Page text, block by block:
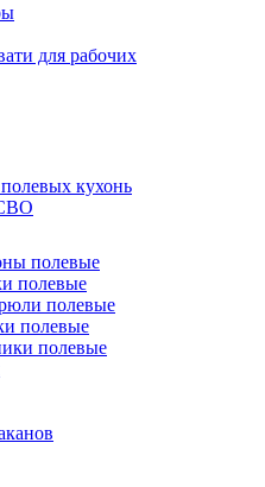
для рабочих
кухонь
полевые
полевые
полевые
полевые
полевые